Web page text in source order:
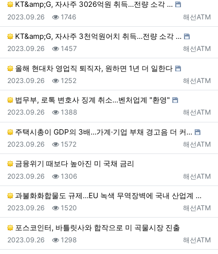
KT&amp;G, 자사주 3026억원 취득…전량 소각 …
등록자
해선ATM
등록일
2023.09.26 조회
1746
KT&amp;G, 자사주 3천억원어치 취득…전량 소각 …
등록자
해선ATM
등록일
2023.09.26 조회
1457
올해 현대차 영업직 퇴직자, 원하면 1년 더 일한다
등록자
해선ATM
등록일
2023.09.26 조회
1252
법무부, 로톡 변호사 징계 취소...벤처업계 "환영"
등록자
해선ATM
등록일
2023.09.26 조회
1388
주택시총이 GDP의 3배…가계·기업 부채 경고음 더 커…
등록자
해선ATM
등록일
2023.09.26 조회
1572
금융위기 때보다 높아진 미 국채 금리
등록자
해선ATM
등록일
2023.09.26 조회
1306
과불화화합물도 규제…EU 녹색 무역장벽에 국내 산업계 …
등록자
해선ATM
등록일
2023.09.26 조회
1520
포스코인터, 바틀릿사와 합작으로 미 곡물시장 진출
등록자
해선ATM
등록일
2023.09.26 조회
1298